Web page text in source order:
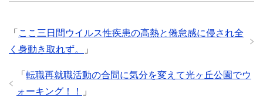
「 ここ三日間ウイルス性疾患の高熱と倦怠感に侵され全
く身動き取れず。
」
「 転職再就職活動の合間に気分を変えて光ヶ丘公園でウ
ォーキング！！
」